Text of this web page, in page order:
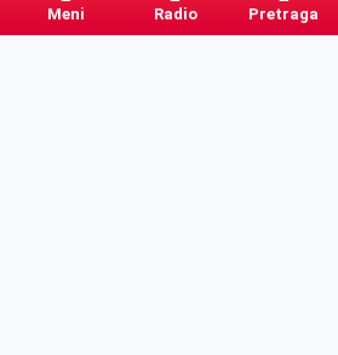
Meni Radio Pretraga